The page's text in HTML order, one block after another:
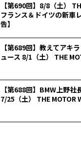
【第690回】8/8（土）
フランス＆ドイツの新車
告】
【第689回】教えてアキ
ュース 8/1（土） THE
【第688回】BMW上野社
7/25（土） THE MOTOR